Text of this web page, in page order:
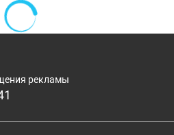
рекламы